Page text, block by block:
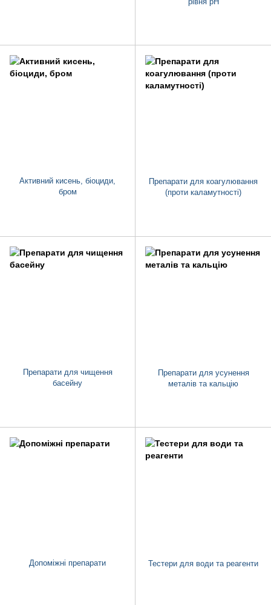
Активний кисень, біоциди,
бром
Препарати для коагулювання
(проти каламутності)
Препарати для чищення
басейну
Препарати для усунення
металів та кальцію
Допоміжні препарати Тестери для води та реагенти